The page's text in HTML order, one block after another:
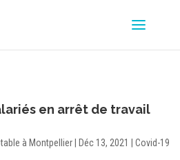
en arrêt de travail
à Montpellier Déc 13, 2021 Covid-19